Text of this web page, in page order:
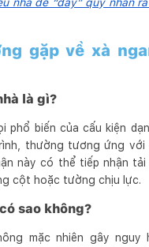
gặp về xà
là gì?
phổ biến của cấu kiện
thường tương ứng với
này có thể tiếp nhận tải
cột hoặc tường chịu lực.
sao không?
mặc nhiên gây nguy